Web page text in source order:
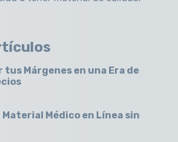
tus Márgenes en una Era de
Material Médico en Línea sin